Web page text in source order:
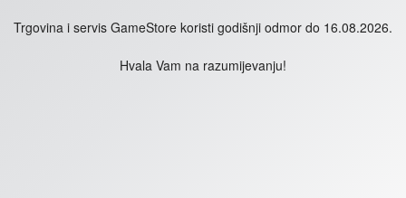
Trgovina i servis GameStore koristi godišnji odmor do 16.08.2026.
Hvala Vam na razumijevanju!